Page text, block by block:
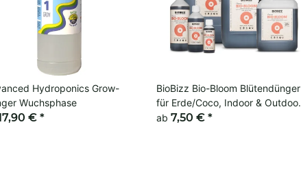
Hydroponics Grow-
Wuchsphase
€ *
BioBizz Bio-Bloom Blütendünger
für Erde/Coco, Indoor & Outdoor
Grow
ab 7,50 € *